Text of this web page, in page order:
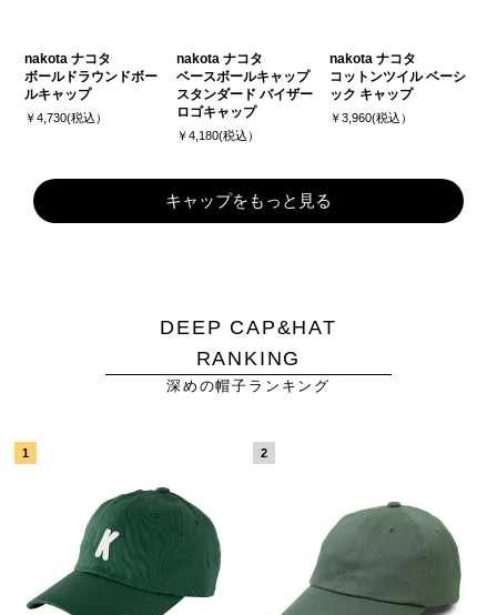
nakota ナコタ
ボールドラウンドボー
ルキャップ
￥4,730(税込）
nakota ナコタ
ベースボールキャップ
スタンダード バイザー
ロゴキャップ
￥4,180(税込）
nakota ナコタ
コットンツイル ベーシ
ック キャップ
￥3,960(税込）
キャップをもっと見る
DEEP CAP&HAT
RANKING
深めの帽子ランキング